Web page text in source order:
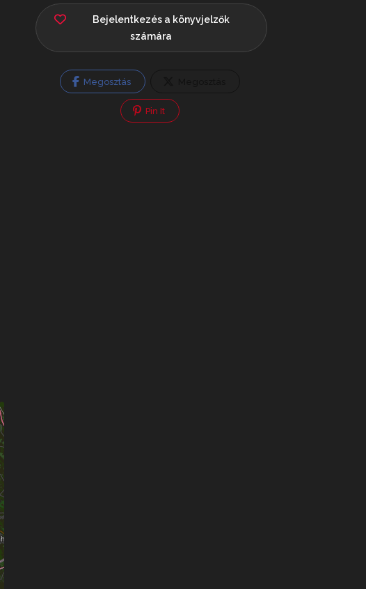
Bejelentkezés a könyvjelzők
számára
Megosztás
Pin It